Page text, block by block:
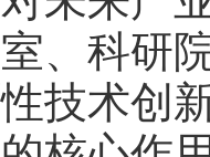
、科研
技术创